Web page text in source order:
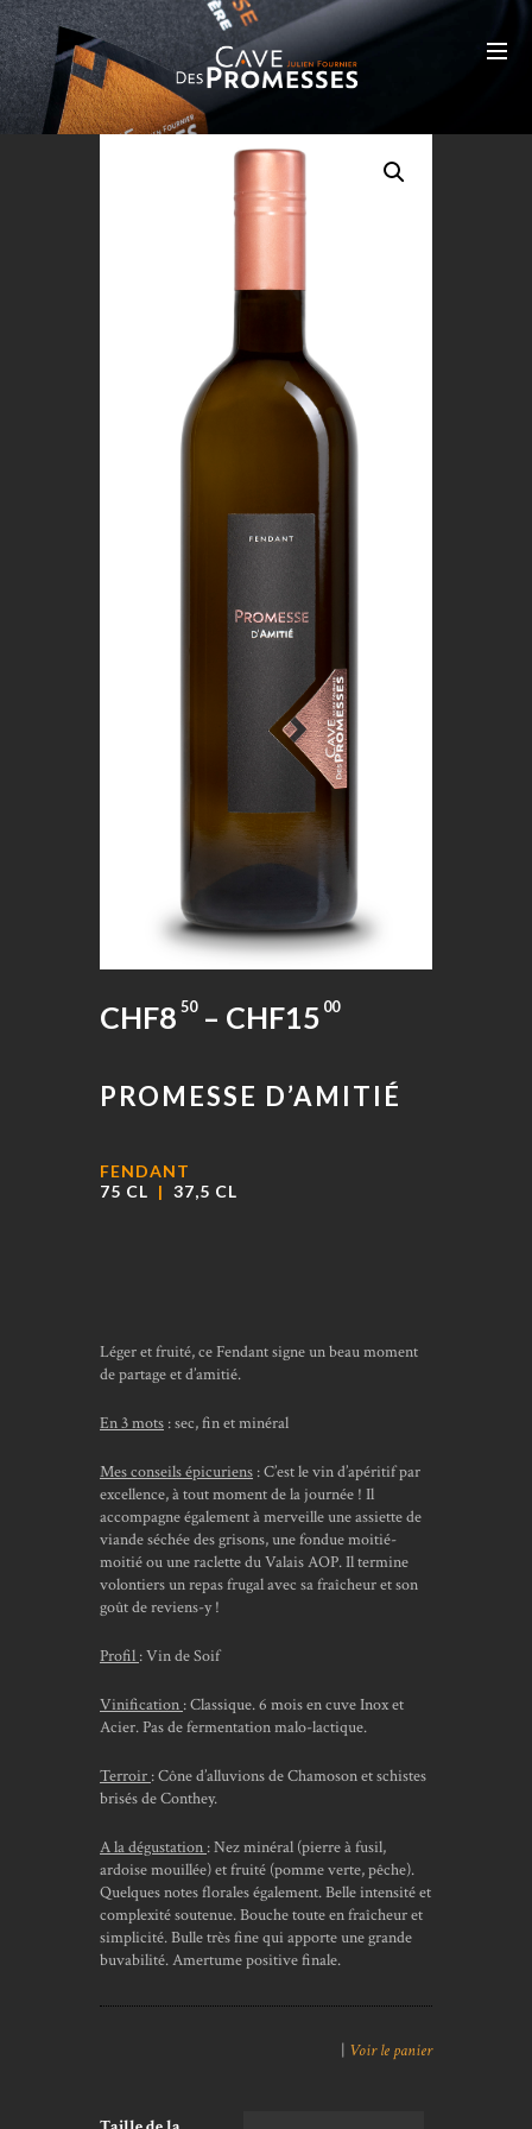
CHF8 50– CHF15 00
PROMESSE D’AMITIÉ
FENDANT
75 CL | 37,5 CL
Léger et fruité, ce Fendant signe un beau moment
de partage et d’amitié.
En 3 mots : sec, fin et minéral
Mes conseils épicuriens : C’est le vin d’apéritif par
excellence, à tout moment de la journée ! Il
accompagne également à merveille une assiette de
viande séchée des grisons, une fondue moitié-
moitié ou une raclette du Valais AOP. Il termine
volontiers un repas frugal avec sa fraîcheur et son
goût de reviens-y !
Profil : Vin de Soif
Vinification : Classique. 6 mois en cuve Inox et
Acier. Pas de fermentation malo-lactique.
Terroir : Cône d’alluvions de Chamoson et schistes
brisés de Conthey.
A la dégustation : Nez minéral (pierre à fusil,
ardoise mouillée) et fruité (pomme verte, pêche).
Quelques notes florales également. Belle intensité et
complexité soutenue. Bouche toute en fraîcheur et
simplicité. Bulle très fine qui apporte une grande
buvabilité. Amertume positive finale.
Voir le panier